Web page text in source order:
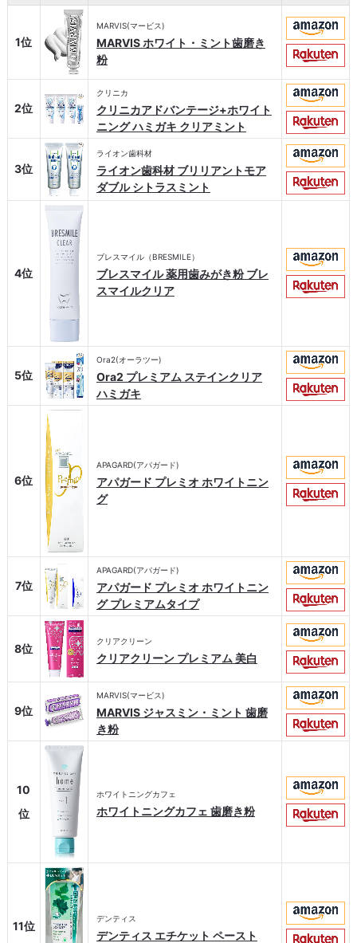
1位
MARVIS(マービス)
MARVIS ホワイト・ミント歯磨き
粉
2位
クリニカ
クリニカアドバンテージ+ホワイト
ニング ハミガキ クリアミント
3位
ライオン歯科材
ライオン歯科材 ブリリアントモア
ダブル シトラスミント
4位
ブレスマイル（BRESMILE）
ブレスマイル 薬用歯みがき粉 ブレ
スマイルクリア
5位
Ora2(オーラツー)
Ora2 プレミアム ステインクリア
ハミガキ
6位
APAGARD(アパガード)
アパガード プレミオ ホワイトニン
グ
7位
APAGARD(アパガード)
アパガード プレミオ ホワイトニン
グ プレミアムタイプ
8位
クリアクリーン
クリアクリーン プレミアム 美白
9位
MARVIS(マービス)
MARVIS ジャスミン・ミント 歯磨
き粉
10
位
ホワイトニングカフェ
ホワイトニングカフェ 歯磨き粉
11位
デンティス
デンティス エチケット ペースト